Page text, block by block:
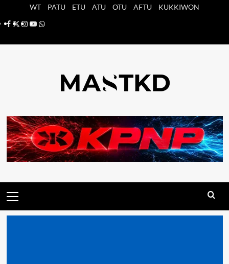
WT PATU ETU ATU OTU AFTU
KUKKIWON
Facebook
X Instagram
YouTube
Whatsapp
principal